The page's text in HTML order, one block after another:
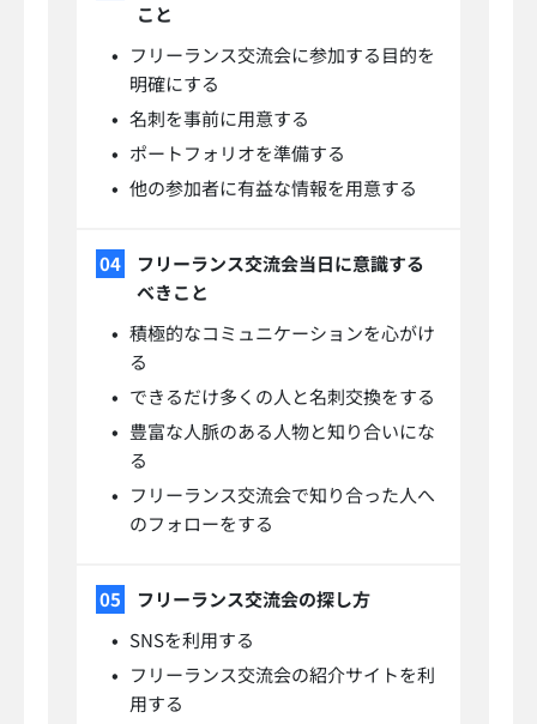
こと
フリーランス交流会に参加する目的を
明確にする
名刺を事前に用意する
ポートフォリオを準備する
他の参加者に有益な情報を用意する
フリーランス交流会当日に意識する
べきこと
積極的なコミュニケーションを心がけ
る
できるだけ多くの人と名刺交換をする
豊富な人脈のある人物と知り合いにな
る
フリーランス交流会で知り合った人へ
のフォローをする
フリーランス交流会の探し方
SNSを利用する
フリーランス交流会の紹介サイトを利
用する